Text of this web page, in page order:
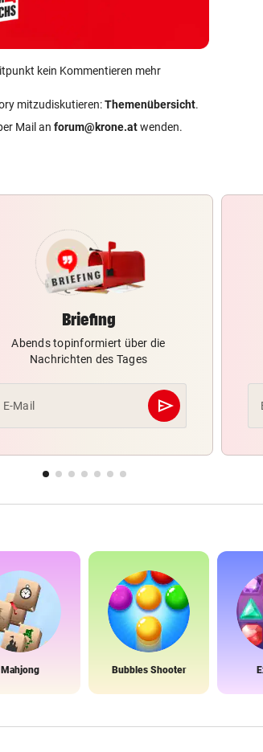
kein Kommentieren mehr
mitzudiskutieren:Themenübersicht.
Mail an forum@krone.atwenden.
Briefing
Abends topinformiert über die
Nachrichten des Tages
E-Mail send
Abschicken
Mahjong Bubbles Shooter